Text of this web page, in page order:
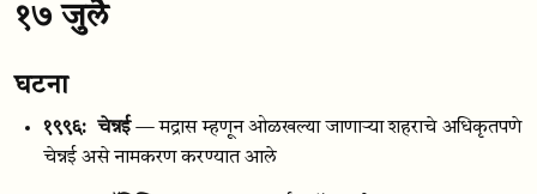
१७ जुलै
घटना
१९९६: चेन्नई — मद्रास म्हणून ओळखल्या जाणार्‍या शहराचे अधिकृतपणे
चेन्नई असे नामकरण करण्यात आले